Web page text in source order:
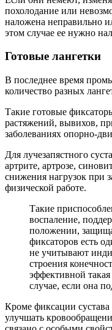
похолодание или
наложена неправильно
этом случае ее нужно
Готовые лангетки
В последнее время
количество разных
Такие готовые
растяжений, вывихов,
заболеваниях опорно-
Для лучезапястного
артрите, артрозе,
снижения нагрузок при
физической работе.
Такие
воспаление,
положении,
фиксаторов есть
не учитывают
строения
эффективной такая
случае, если она
Кроме фиксации
улучшать